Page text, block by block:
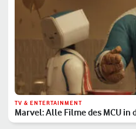
TV & ENTERTAINMENT
Marvel: Alle Filme des MCU in
Reihenfolge